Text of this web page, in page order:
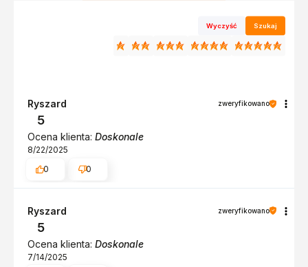
Wyczyść Szukaj
Ryszard zweryfikowano
5
Ocena klienta: Doskonale
8/22/2025
0
0
Ryszard zweryfikowano
5
Ocena klienta: Doskonale
7/14/2025